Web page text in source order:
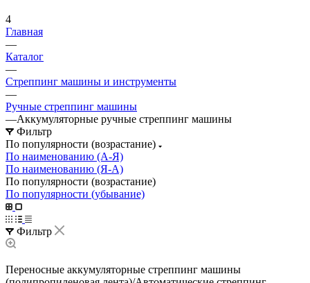
4
Главная
—
Каталог
—
Стреппинг машины и инструменты
—
Ручные стреппинг машины
—Аккумуляторные ручные стреппинг машины
Фильтр
По популярности (возрастание)
По наименованию (А-Я)
По наименованию (Я-А)
По популярности (возрастание)
По популярности (убывание)
Фильтр
Переносные аккумуляторные стреппинг машины